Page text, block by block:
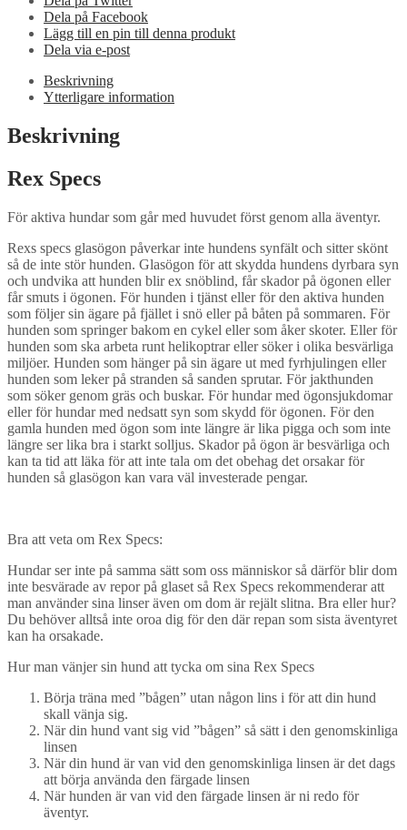
Dela på Facebook
Lägg till en pin till denna produkt
Dela via e-post
Beskrivning
Ytterligare information
Beskrivning
Rex Specs
För aktiva hundar som går med huvudet först genom alla äventyr.
Rexs specs glasögon påverkar inte hundens synfält och sitter skönt
så de inte stör hunden. Glasögon för att skydda hundens dyrbara syn
och undvika att hunden blir ex snöblind, får skador på ögonen eller
får smuts i ögonen. För hunden i tjänst eller för den aktiva hunden
som följer sin ägare på fjället i snö eller på båten på sommaren. För
hunden som springer bakom en cykel eller som åker skoter. Eller för
hunden som ska arbeta runt helikoptrar eller söker i olika besvärliga
miljöer. Hunden som hänger på sin ägare ut med fyrhjulingen eller
hunden som leker på stranden så sanden sprutar. För jakthunden
som söker genom gräs och buskar. För hundar med ögonsjukdomar
eller för hundar med nedsatt syn som skydd för ögonen. För den
gamla hunden med ögon som inte längre är lika pigga och som inte
längre ser lika bra i starkt solljus. Skador på ögon är besvärliga och
kan ta tid att läka för att inte tala om det obehag det orsakar för
hunden så glasögon kan vara väl investerade pengar.
Bra att veta om Rex Specs:
Hundar ser inte på samma sätt som oss människor så därför blir dom
inte besvärade av repor på glaset så Rex Specs rekommenderar att
man använder sina linser även om dom är rejält slitna. Bra eller hur?
Du behöver alltså inte oroa dig för den där repan som sista äventyret
kan ha orsakade.
Hur man vänjer sin hund att tycka om sina Rex Specs
Börja träna med ”bågen” utan någon lins i för att din hund
skall vänja sig.
När din hund vant sig vid ”bågen” så sätt i den genomskinliga
linsen
När din hund är van vid den genomskinliga linsen är det dags
att börja använda den färgade linsen
När hunden är van vid den färgade linsen är ni redo för
äventyr.